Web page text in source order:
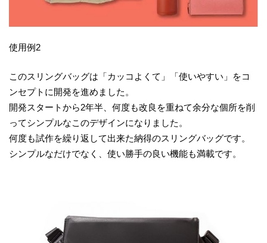
使用例2
このスリングバッグは「カッコよくて」「使いやすい」をコ
ンセプトに開発を進めました。
開発スタートから2年半、何度も改良を重ねて余分な個所を削
ってシンプルなこのデザインになりました。
何度も試作を繰り返して出来た納得のスリングバッグです。
シンプルなだけでなく、使い勝手の良い機能も満載です。